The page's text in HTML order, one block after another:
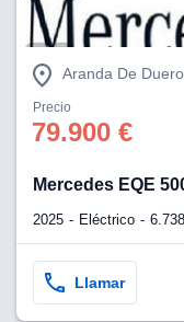
Aranda De
Precio
79.900 €
Mercedes EQE
2025 Eléctrico
Llamar